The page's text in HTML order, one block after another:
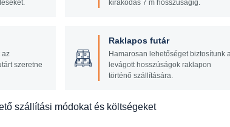
kirakodás 7 m hosszúságig.
az
szeretne
Raklapos futár
Hamarosan lehetőséget biztosítunk a
levágott hosszúságok raklapon
történő szállítására.
szállítási módokat és költségeket